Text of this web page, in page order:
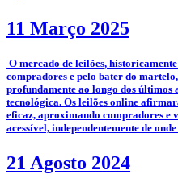
11 Março 2025
O mercado de leilões,
compradores e pelo bater do
profundamente ao longo dos últimos
tecnológica. Os leilões online
eficaz, aproximando compradores e
acessível, independentemente de
21 Agosto 2024